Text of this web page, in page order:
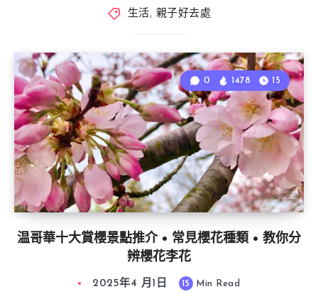
生活, 親子好去處
温哥華十大賞櫻景點推介 • 常見櫻花種類 • 教你分
辨櫻花李花
0 1478 15
2025年4 月1日 15 Min Read